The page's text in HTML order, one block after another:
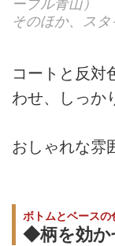
ープル青山）
そのほか、ス
コートと反対
わせ、しっか
おしゃれな雰
ボトムとベースの
◆柄を効か